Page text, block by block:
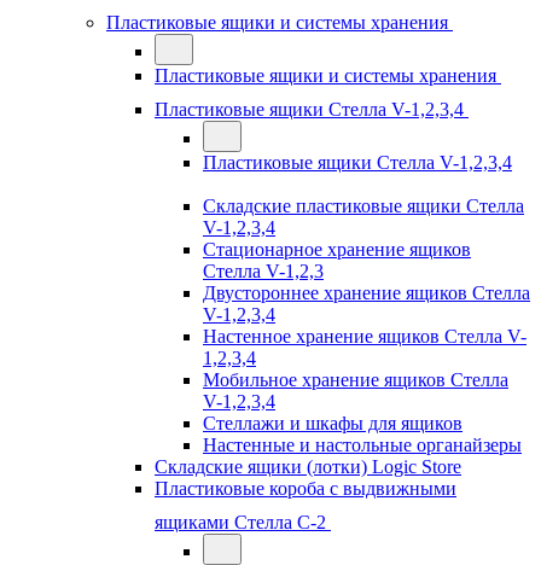
Пластиковые ящики и системы хранения
Пластиковые ящики и системы хранения
Пластиковые ящики Стелла V-1,2,3,4
Пластиковые ящики Стелла V-1,2,3,4
Складские пластиковые ящики Стелла
V-1,2,3,4
Стационарное хранение ящиков
Стелла V-1,2,3
Двустороннее хранение ящиков Стелла
V-1,2,3,4
Настенное хранение ящиков Стелла V-
1,2,3,4
Мобильное хранение ящиков Стелла
V-1,2,3,4
Стеллажи и шкафы для ящиков
Настенные и настольные органайзеры
Складские ящики (лотки) Logiс Store
Пластиковые короба с выдвижными
ящиками Стелла С-2